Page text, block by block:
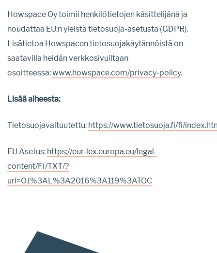
Howspace Oy toimii henkilötietojen käsittelijänä ja
noudattaa EU:n yleistä tietosuoja-asetusta (GDPR).
Lisätietoa Howspacen tietosuojakäytännöistä on
saatavilla heidän verkkosivuiltaan
osoitteessa:www.howspace.com/privacy-policy.
Lisää aiheesta:
Tietosuojavaltuutettu: https://www.tietosuoja.fi/fi/
EU Asetus: https://eur-lex.europa.eu/legal-
content/FI/TXT/?
uri=OJ%3AL%3A2016%3A119%3ATOC